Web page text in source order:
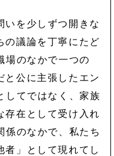
を少しずつ開きな
の議論を丁寧にたど
場のなかで一つの
と公に主張したエン
してではなく、家族
存在として受け入れ
係のなかで、私たち
者」として現れてし